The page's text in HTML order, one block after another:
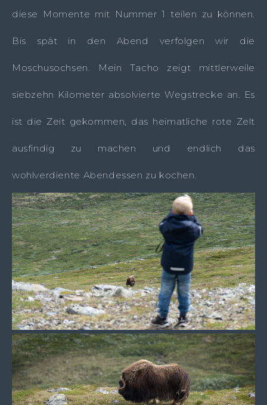
diese Momente mit Nummer 1 teilen zu können.
Bis spät in den Abend verfolgen wir die
Moschusochsen. Mein Tacho zeigt mittlerweile
siebzehn Kilometer absolvierte Wegstrecke an. Es
ist die Zeit gekommen, das heimatliche rote Zelt
ausfindig zu machen und endlich das
wohlverdiente Abendessen zu kochen.